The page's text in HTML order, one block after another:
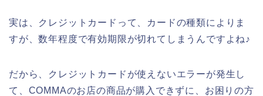
実は、クレジットカードって、カードの種類によりま
すが、数年程度で有効期限が切れてしまうんですよね♪
だから、クレジットカードが使えないエラーが発生し
て、COMMAのお店の商品が購入できずに、お困りの方